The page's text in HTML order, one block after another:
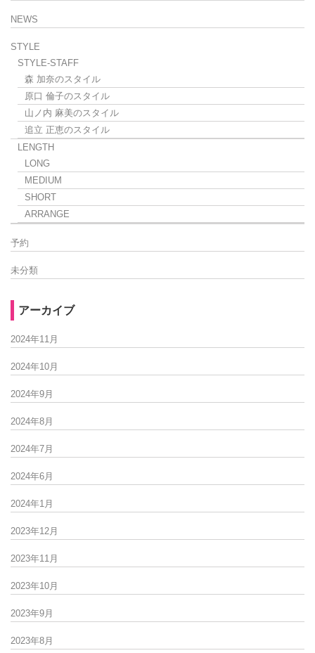
NEWS
STYLE
STYLE-STAFF
森 加奈のスタイル
原口 倫子のスタイル
山ノ内 麻美のスタイル
追立 正恵のスタイル
LENGTH
LONG
MEDIUM
SHORT
ARRANGE
予約
未分類
アーカイブ
2024年11月
2024年10月
2024年9月
2024年8月
2024年7月
2024年6月
2024年1月
2023年12月
2023年11月
2023年10月
2023年9月
2023年8月